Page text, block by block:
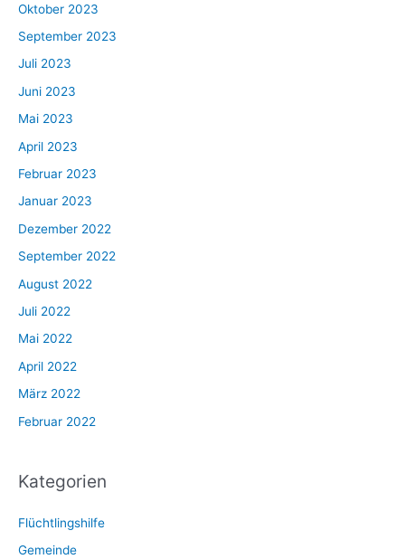
Oktober 2023
September 2023
Juli 2023
Juni 2023
Mai 2023
April 2023
Februar 2023
Januar 2023
Dezember 2022
September 2022
August 2022
Juli 2022
Mai 2022
April 2022
März 2022
Februar 2022
Kategorien
Flüchtlingshilfe
Gemeinde